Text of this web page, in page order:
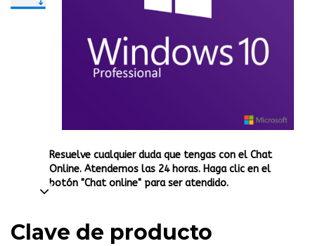
Resuelve cualquier duda que tengas con el Chat
Online. Atendemos las 24 horas. Haga clic en el
botón "Chat online" para ser atendido.
Clave de producto